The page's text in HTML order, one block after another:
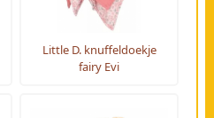
Little D. knuffeldoekje
fairy Evi